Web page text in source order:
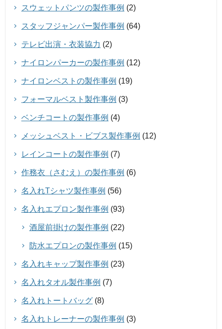
スウェットパンツの製作事例 (2)
スタッフジャンパー製作事例 (64)
テレビ出演・衣装協力 (2)
ナイロンパーカーの製作事例 (12)
ナイロンベストの製作事例 (19)
フォーマルベスト製作事例 (3)
ベンチコートの製作事例 (4)
メッシュベスト・ビブス製作事例 (12)
レインコートの製作事例 (7)
作務衣（さむえ）の製作事例 (6)
名入れTシャツ製作事例 (56)
名入れエプロン製作事例 (93)
酒屋前掛けの製作事例 (22)
防水エプロンの製作事例 (15)
名入れキャップ製作事例 (23)
名入れタオル製作事例 (7)
名入れトートバッグ (8)
名入れトレーナーの製作事例 (3)